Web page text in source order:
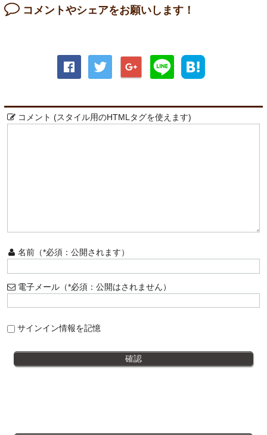
コメントやシェアをお願いします！
コメント (スタイル用のHTMLタグを使えます)
名前（*必須：公開されます）
電子メール（*必須：公開はされません）
サインイン情報を記憶